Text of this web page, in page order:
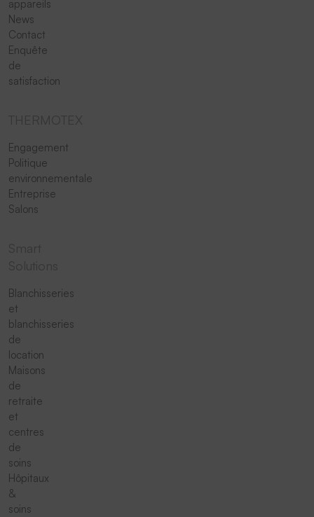
appareils
News
Contact
Enquête
de
satisfaction
Engagement
Politique
environnementale
Entreprise
Salons
Blanchisseries
et
blanchisseries
de
location
Maisons
de
retraite
et
centres
de
soins
Hôpitaux
&
soins